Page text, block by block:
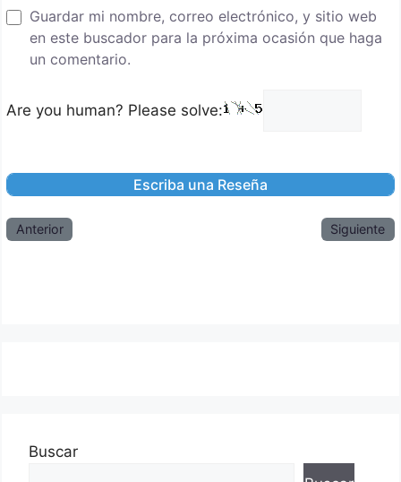
Guardar mi nombre, correo electrónico, y sitio web
en este buscador para la próxima ocasión que haga
un comentario.
Are you human? Please solve:
Anterior Siguiente
Buscar